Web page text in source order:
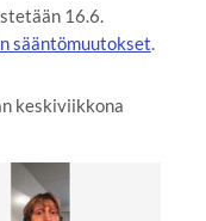
16.6.
sääntömuutokset.
keskiviikkona